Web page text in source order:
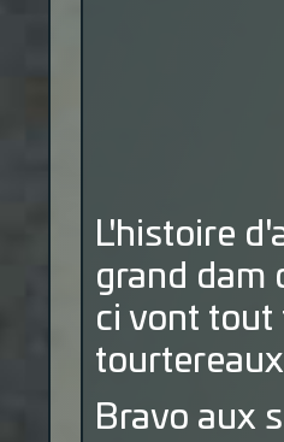
L'histoire
grand dam
ci vont tout
Bravo aux